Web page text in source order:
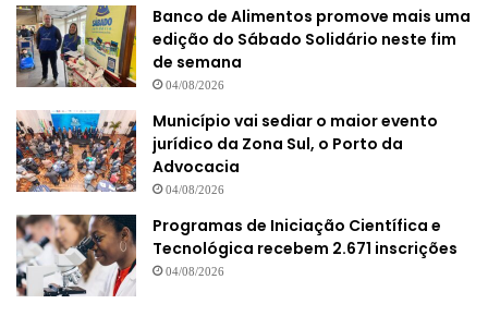
Banco de Alimentos promove mais uma
edição do Sábado Solidário neste fim
de semana
04/08/2026
Município vai sediar o maior evento
jurídico da Zona Sul, o Porto da
Advocacia
04/08/2026
Programas de Iniciação Científica e
Tecnológica recebem 2.671 inscrições
04/08/2026